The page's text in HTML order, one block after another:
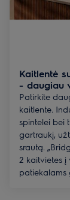
Kaitlentė
- daugiau
Patirkite
kaitlente.
spintelei bei
gartraukį,
srautą.
2 kaitvietes į
patiekalams